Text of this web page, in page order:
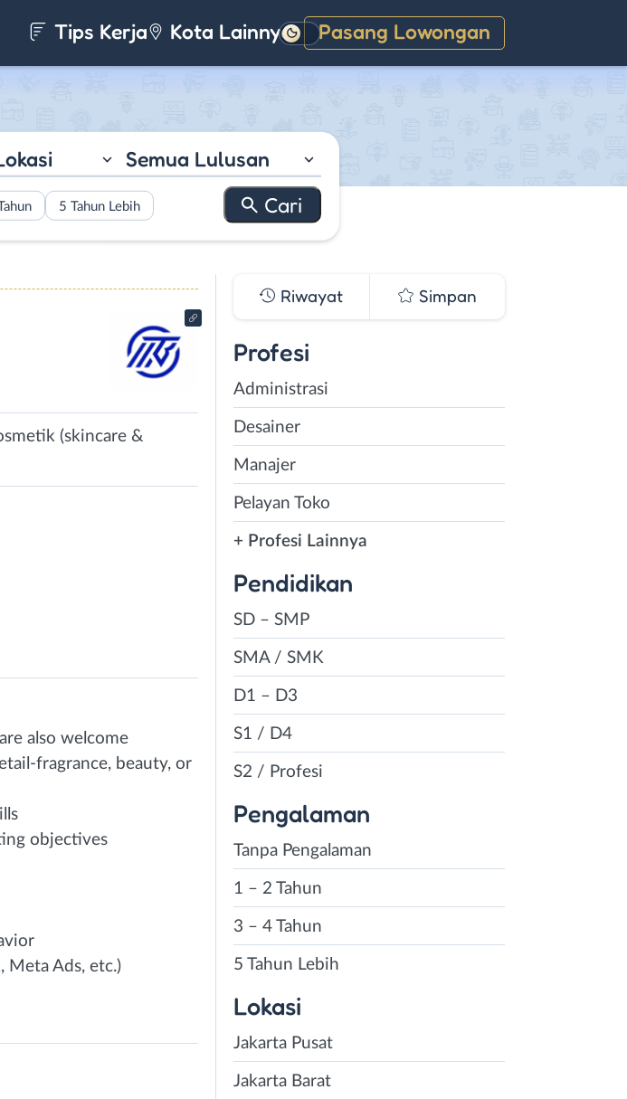
Tips Kerja Kota Lainnya Pasang Lowongan
Gelap
Semua Lulusan
5 Tahun Lebih
(skincare &
also welcome
fragrance, beauty, or
objectives
Meta Ads, etc.)
Riwayat Simpan
Profesi
Administrasi
Desainer
Manajer
Pelayan Toko
+ Profesi Lainnya
Pendidikan
SD – SMP
SMA / SMK
D1 – D3
S1 / D4
S2 / Profesi
Pengalaman
Tanpa Pengalaman
1 – 2 Tahun
3 – 4 Tahun
5 Tahun Lebih
Lokasi
Jakarta Pusat
Jakarta Barat